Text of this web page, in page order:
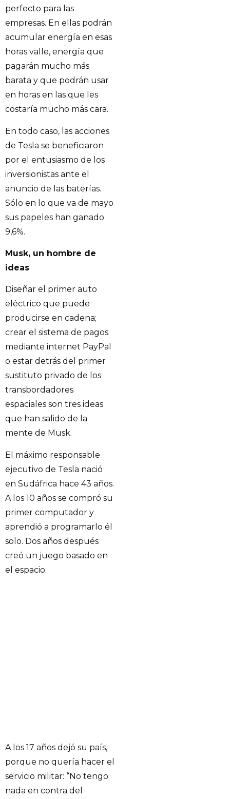
perfecto para las
empresas. En ellas podrán
acumular energía en esas
horas valle, energía que
pagarán mucho más
barata y que podrán usar
en horas en las que les
costaría mucho más cara.
En todo caso, las acciones
de Tesla se beneficiaron
por el entusiasmo de los
inversionistas ante el
anuncio de las baterías.
Sólo en lo que va de mayo
sus papeles han ganado
9,6%.
Musk, un hombre de
ideas
Diseñar el primer auto
eléctrico que puede
producirse en cadena;
crear el sistema de pagos
mediante internet PayPal
o estar detrás del primer
sustituto privado de los
transbordadores
espaciales son tres ideas
que han salido de la
mente de Musk.
El máximo responsable
ejecutivo de Tesla nació
en Sudáfrica hace 43 años.
A los 10 años se compró su
primer computador y
aprendió a programarlo él
solo. Dos años después
creó un juego basado en
el espacio.
A los 17 años dejó su país,
porque no quería hacer el
servicio militar: “No tengo
nada en contra del